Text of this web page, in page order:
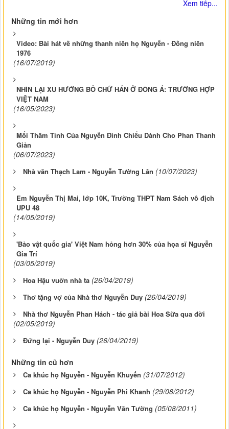
Xem tiếp...
Những tin mới hơn
Video: Bài hát về những thanh niên họ Nguyễn - Đồng niên
1976
(16/07/2019)
NHÌN LẠI XU HƯỚNG BỎ CHỮ HÁN Ở ĐÔNG Á: TRƯỜNG HỢP
VIỆT NAM
(16/05/2023)
Mối Thâm Tình Của Nguyễn Đình Chiểu Dành Cho Phan Thanh
Giản
(06/07/2023)
Nhà văn Thạch Lam - Nguyễn Tường Lân (10/07/2023)
Em Nguyễn Thị Mai, lớp 10K, Trường THPT Nam Sách vô địch
UPU 48
(14/05/2019)
'Bảo vật quốc gia' Việt Nam hỏng hơn 30% của họa sĩ Nguyễn
Gia Trí
(03/05/2019)
Hoa Hậu vuờn nhà ta (26/04/2019)
Thơ tặng vợ của Nhà thơ Nguyễn Duy (26/04/2019)
Nhà thơ Nguyễn Phan Hách - tác giả bài Hoa Sữa qua đời
(02/05/2019)
Đứng lại - Nguyễn Duy (26/04/2019)
Những tin cũ hơn
Ca khúc họ Nguyễn - Nguyễn Khuyến (31/07/2012)
Ca khúc họ Nguyễn - Nguyễn Phi Khanh (29/08/2012)
Ca khúc họ Nguyễn - Nguyễn Văn Tường (05/08/2011)